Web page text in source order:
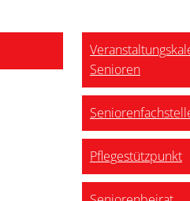
Senioren
Pflegestützpunkt